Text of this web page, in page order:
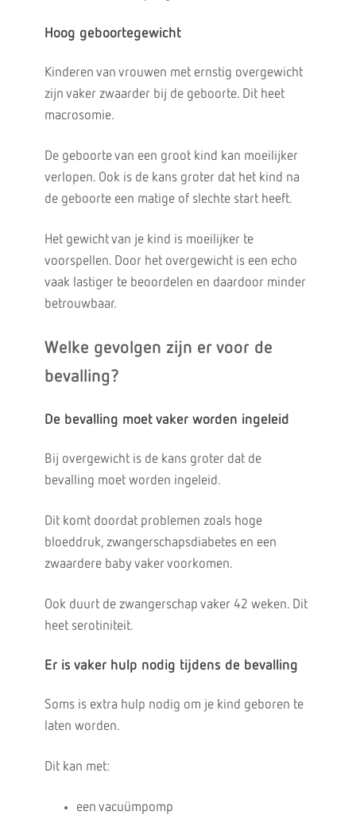
Hoog geboortegewicht
Kinderen van vrouwen met ernstig overgewicht
zijn vaker zwaarder bij de geboorte. Dit heet
macrosomie.
De geboorte van een groot kind kan moeilijker
verlopen. Ook is de kans groter dat het kind na
de geboorte een matige of slechte start heeft.
Het gewicht van je kind is moeilijker te
voorspellen. Door het overgewicht is een echo
vaak lastiger te beoordelen en daardoor minder
betrouwbaar.
Welke gevolgen zijn er voor de
bevalling?
De bevalling moet vaker worden ingeleid
Bij overgewicht is de kans groter dat de
bevalling moet worden ingeleid.
Dit komt doordat problemen zoals hoge
bloeddruk, zwangerschapsdiabetes en een
zwaardere baby vaker voorkomen.
Ook duurt de zwangerschap vaker 42 weken. Dit
heet serotiniteit.
Er is vaker hulp nodig tijdens de bevalling
Soms is extra hulp nodig om je kind geboren te
laten worden.
Dit kan met:
een vacuümpomp